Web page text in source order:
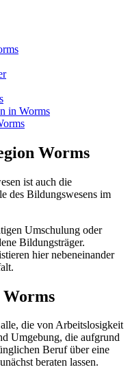
in Worms
Worms
ist auch die
des Bildungswesens im
Umschulung oder
Bildungsträger.
hier nebeneinander
die von Arbeitslosigkeit
Umgebung, die aufgrund
Beruf über eine
beraten lassen.